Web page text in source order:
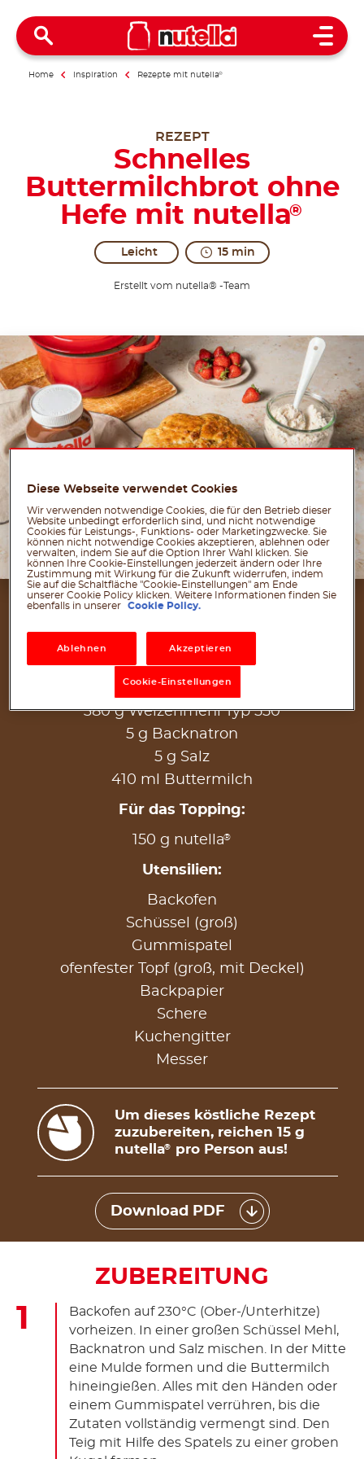
Open
Home Inspiration Rezepte mit nutella®
REZEPT
Schnelles
Buttermilchbrot ohne
Hefe mit nutella®
Leicht 15 min
Erstellt vom nutella® -Team
ZUTATEN
FÜR 10 PORTIONEN
Für den Teig:
380 g Weizenmehl Typ 550
5 g Backnatron
5 g Salz
410 ml Buttermilch
Für das Topping:
150 g nutella®
Utensilien:
Backofen
Schüssel (groß)
Gummispatel
ofenfester Topf (groß, mit Deckel)
Backpapier
Schere
Kuchengitter
Messer
Um dieses köstliche Rezept
zuzubereiten, reichen 15 g
nutella® pro Person aus!
Download PDF
ZUBEREITUNG
Backofen auf 230°C (Ober-/Unterhitze)
vorheizen. In einer großen Schüssel Mehl,
Backnatron und Salz mischen. In der Mitte
eine Mulde formen und die Buttermilch
hineingießen. Alles mit den Händen oder
einem Gummispatel verrühren, bis die
Zutaten vollständig vermengt sind. Den
Teig mit Hilfe des Spatels zu einer groben
Diese Webseite verwendet Cookies
Wir verwenden notwendige Cookies, die für den Betrieb dieser
Website unbedingt erforderlich sind, und nicht notwendige
Cookies für Leistungs-, Funktions- oder Marketingzwecke. Sie
können nicht notwendige Cookies akzeptieren, ablehnen oder
verwalten, indem Sie auf die Option Ihrer Wahl klicken. Sie
können Ihre Cookie-Einstellungen jederzeit ändern oder Ihre
Zustimmung mit Wirkung für die Zukunft widerrufen, indem
Sie auf die Schaltfläche "Cookie-Einstellungen" am Ende
unserer Cookie Policy klicken. Weitere Informationen finden Sie
ebenfalls in unserer
Cookie Policy.
Ablehnen Akzeptieren
Cookie-Einstellungen